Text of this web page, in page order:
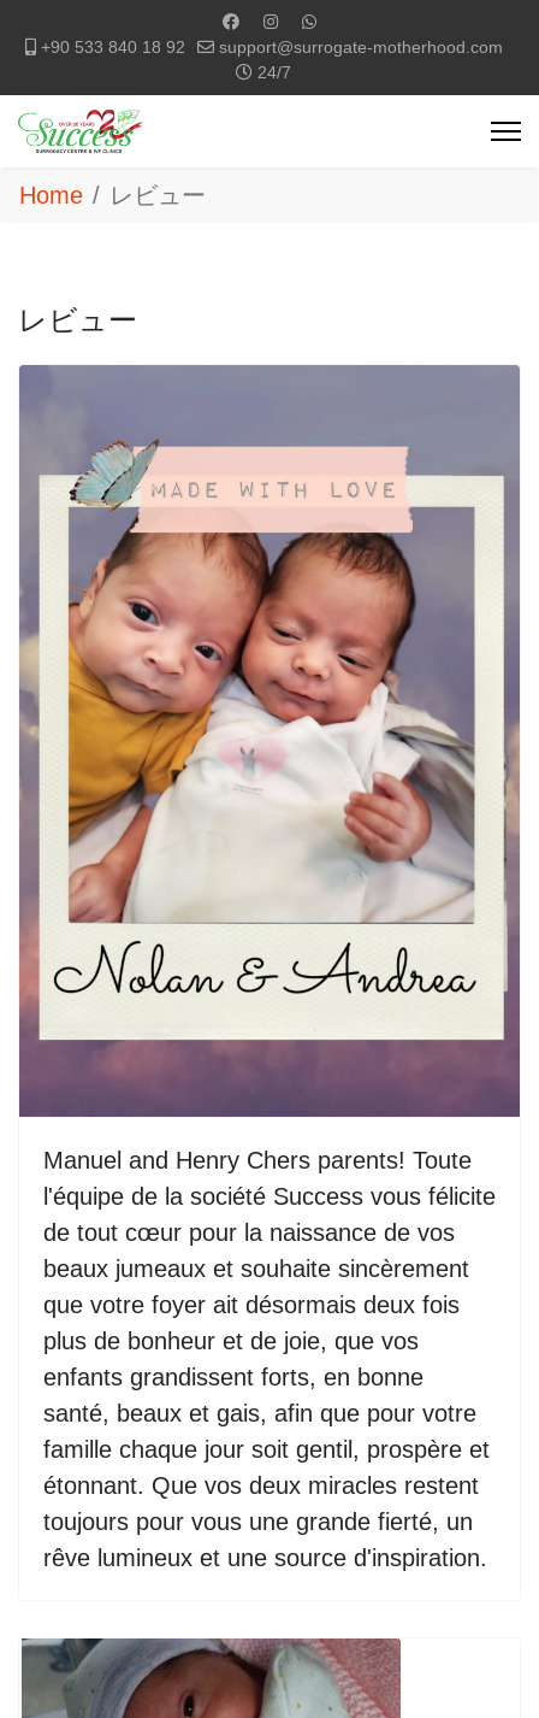
+90 533 840 18 92
support@surrogate-motherhood.com
24/7
Home レビュー
レビュー
Manuel and Henry Chers parents! Toute
l'équipe de la société Success vous félicite
de tout cœur pour la naissance de vos
beaux jumeaux et souhaite sincèrement
que votre foyer ait désormais deux fois
plus de bonheur et de joie, que vos
enfants grandissent forts, en bonne
santé, beaux et gais, afin que pour votre
famille chaque jour soit gentil, prospère et
étonnant. Que vos deux miracles restent
toujours pour vous une grande fierté, un
rêve lumineux et une source d'inspiration.